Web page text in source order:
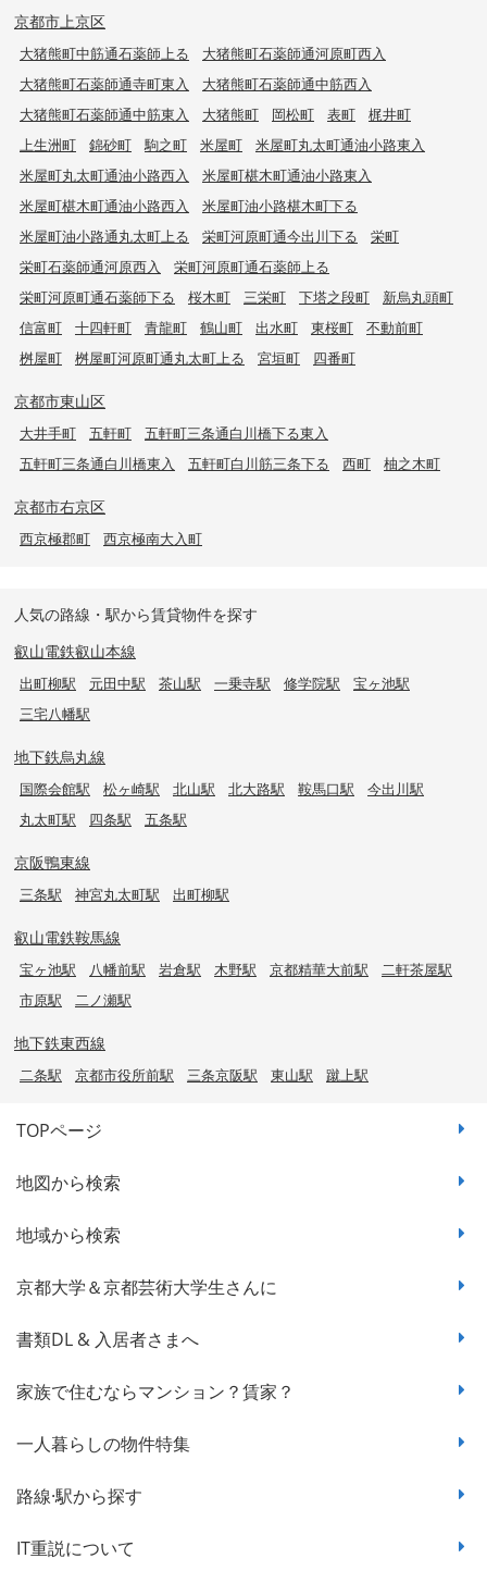
京都市上京区
大猪熊町中筋通石薬師上る
大猪熊町石薬師通河原町西入
大猪熊町石薬師通寺町東入
大猪熊町石薬師通中筋西入
大猪熊町石薬師通中筋東入
大猪熊町 岡松町 表町
梶井町
上生洲町
錦砂町 駒之町 米屋町
米屋町丸太町通油小路東入
米屋町丸太町通油小路西入
米屋町椹木町通油小路東入
米屋町椹木町通油小路西入
米屋町油小路椹木町下る
米屋町油小路通丸太町上る
栄町河原町通今出川下る
栄町
栄町石薬師通河原西入
栄町河原町通石薬師上る
栄町河原町通石薬師下る
桜木町 三栄町 下塔之段町
新烏丸頭町
信富町
十四軒町 青龍町 鶴山町 出水町 東桜町
不動前町
桝屋町
桝屋町河原町通丸太町上る 宮垣町 四番町
京都市東山区
大井手町 五軒町
五軒町三条通白川橋下る東入
五軒町三条通白川橋東入
五軒町白川筋三条下る 西町 柚之木町
京都市右京区
西京極郡町 西京極南大入町
人気の路線・駅から賃貸物件を探す
叡山電鉄叡山本線
出町柳駅 元田中駅 茶山駅 一乗寺駅 修学院駅
宝ヶ池駅
三宅八幡駅
地下鉄烏丸線
国際会館駅 松ヶ崎駅 北山駅 北大路駅 鞍馬口駅
今出川駅
丸太町駅
四条駅 五条駅
京阪鴨東線
三条駅 神宮丸太町駅 出町柳駅
叡山電鉄鞍馬線
宝ヶ池駅 八幡前駅 岩倉駅 木野駅 京都精華大前駅
二軒茶屋駅
市原駅
二ノ瀬駅
地下鉄東西線
二条駅 京都市役所前駅 三条京阪駅 東山駅 蹴上駅
TOPページ
地図から検索
地域から検索
京都大学＆京都芸術大学生さんに
書類DL & 入居者さまへ
家族で住むならマンション？賃家？
一人暮らしの物件特集
路線·駅から探す
IT重説について